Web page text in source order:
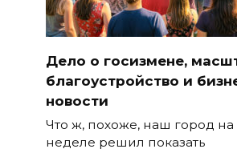
Дело о госизмене,
благоустройство и
новости
Что ж, похоже, наш город на
неделе решил показать